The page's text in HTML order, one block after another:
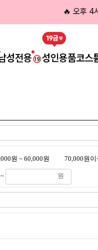
🔥 오후 4
성전용 성인용품코스
원 ~ 60,000원 70,000원이
~ 원